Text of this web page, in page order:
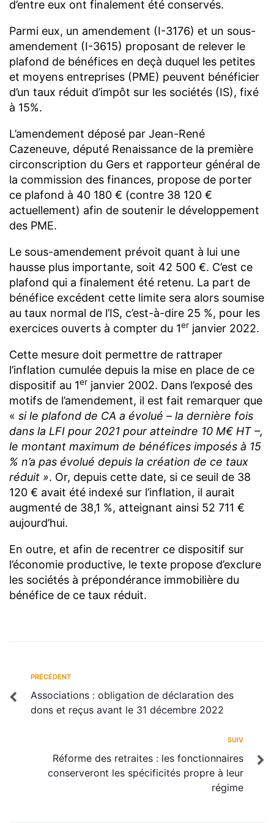
d’entre eux ont finalement été conservés.
Parmi eux, un amendement (I-3176) et un sous-
amendement (I-3615) proposant de relever le
plafond de bénéfices en deçà duquel les petites
et moyens entreprises (PME) peuvent bénéficier
d’un taux réduit d’impôt sur les sociétés (IS), fixé
à 15%.
L’amendement déposé par Jean-René
Cazeneuve, député Renaissance de la première
circonscription du Gers et rapporteur général de
la commission des finances, propose de porter
ce plafond à 40 180 € (contre 38 120 €
actuellement) afin de soutenir le développement
des PME.
Le sous-amendement prévoit quant à lui une
hausse plus importante, soit 42 500 €. C’est ce
plafond qui a finalement été retenu. La part de
bénéfice excédent cette limite sera alors soumise
au taux normal de l’IS, c’est-à-dire 25 %, pour les
exercices ouverts à compter du 1er janvier 2022.
Cette mesure doit permettre de rattraper
l’inflation cumulée depuis la mise en place de ce
dispositif au 1er janvier 2002. Dans l’exposé des
motifs de l’amendement, il est fait remarquer que
« si le plafond de CA a évolué – la dernière fois
dans la LFI pour 2021 pour atteindre 10 M€ HT –,
le montant maximum de bénéfices imposés à 15
% n’a pas évolué depuis la création de ce taux
réduit ». Or, depuis cette date, si ce seuil de 38
120 € avait été indexé sur l’inflation, il aurait
augmenté de 38,1 %, atteignant ainsi 52 711 €
aujourd’hui.
En outre, et afin de recentrer ce dispositif sur
l’économie productive, le texte propose d’exclure
les sociétés à prépondérance immobilière du
bénéfice de ce taux réduit.
PRÉCÉDENT
Associations : obligation de déclaration des
dons et reçus avant le 31 décembre 2022
SUIV
Réforme des retraites : les fonctionnaires
conserveront les spécificités propre à leur
régime